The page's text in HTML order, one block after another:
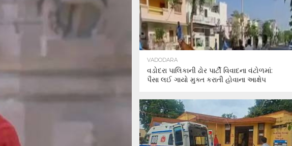
VADODARA
વડોદરા પાલિકાની ઢોર પાર્ટી વિવાદના વંટોળમાં:
પૈસા લઈ ગાયો મુક્ત કરાતી હોવાના આક્ષેપ